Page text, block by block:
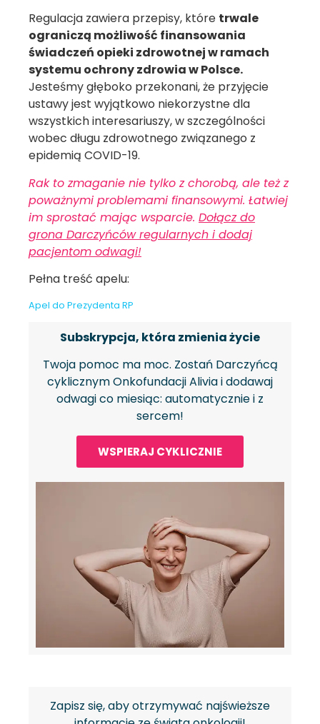
Regulacja zawiera przepisy, które trwale
ograniczą możliwość finansowania
świadczeń opieki zdrowotnej w ramach
systemu ochrony zdrowia w Polsce.
Jesteśmy głęboko przekonani, że przyjęcie
ustawy jest wyjątkowo niekorzystne dla
wszystkich interesariuszy, w szczególności
wobec długu zdrowotnego związanego z
epidemią COVID-19.
Rak to zmaganie nie tylko z chorobą, ale też z
poważnymi problemami finansowymi. Łatwiej
im sprostać mając wsparcie. Dołącz do
grona Darczyńców regularnych i dodaj
pacjentom odwagi!
Pełna treść apelu:
Apel do Prezydenta RP
Subskrypcja, która zmienia życie
Twoja pomoc ma moc. Zostań Darczyńcą
cyklicznym Onkofundacji Alivia i dodawaj
odwagi co miesiąc: automatycznie i z
sercem!
WSPIERAJ CYKLICZNIE
Zapisz się, aby otrzymywać najświeższe